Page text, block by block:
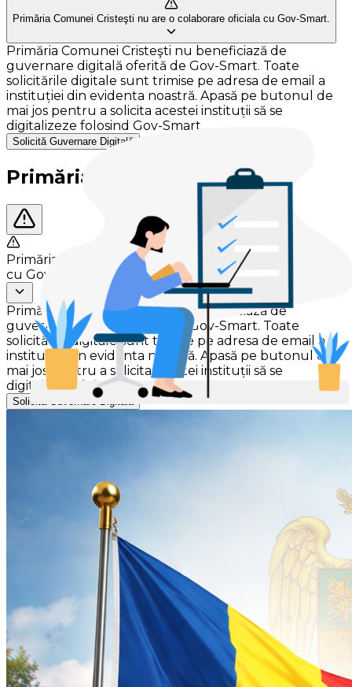
Primăria Comunei Cristeşti nu are o colaborare oficiala cu Gov-Smart.
Primăria Comunei Cristeşti nu beneficiază de
guvernare digitală oferită de Gov-Smart. Toate
solicitările digitale sunt trimise pe adresa de email a
instituției din evidenta noastră. Apasă pe butonul de
mai jos pentru a solicita acestei instituții să se
digitalizeze folosind Gov-Smart.
Solicită Guvernare Digitală
Primăria Comunei Cristeşti
Primăria Comunei Cristeşti nu are o colaborare oficiala
cu Gov-Smart.
Primăria Comunei Cristeşti nu beneficiază de
guvernare digitală oferită de Gov-Smart. Toate
solicitările digitale sunt trimise pe adresa de email a
instituției din evidenta noastră. Apasă pe butonul de
mai jos pentru a solicita acestei instituții să se
digitalizeze folosind Gov-Smart.
Solicită Guvernare Digitală